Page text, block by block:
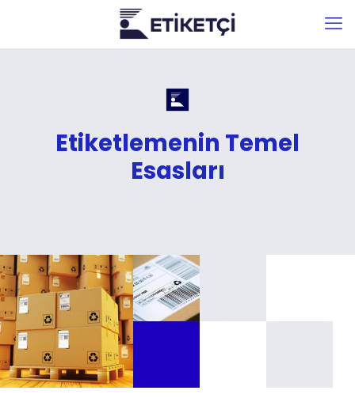
Etiketlemenin Temel
Esasları